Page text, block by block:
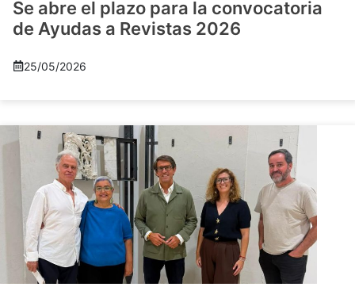
Se abre el plazo para la convocatoria
de Ayudas a Revistas 2026
25/05/2026